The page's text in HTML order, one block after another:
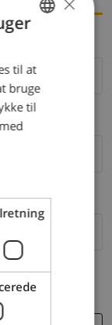
til at
bruge
til